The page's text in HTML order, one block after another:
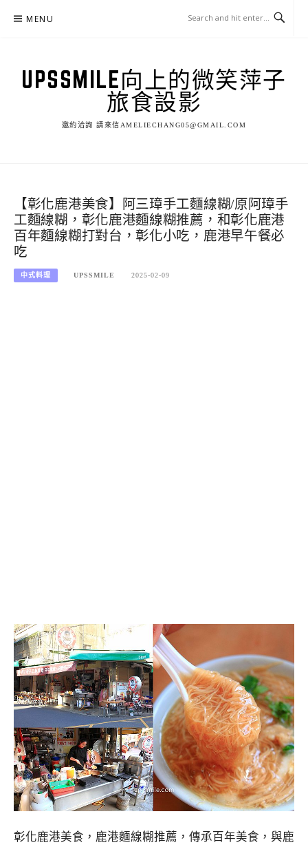
MENU
UPSSMILE向上的微笑萍子
旅食設影
邀約洽詢 請來信AMELIECHANG05@GMAIL.COM
【彰化鹿港美食】阿三璋手工麵線糊/原阿璋手
工麵線糊，彰化鹿港麵線糊推薦，和彰化鹿港
百年麵線糊打對台，彰化小吃，鹿港早午餐必
吃
中式料理 UPSSMILE 2025-02-09
彰化鹿港美食，鹿港麵線糊推薦，傳承百年美食，與鹿